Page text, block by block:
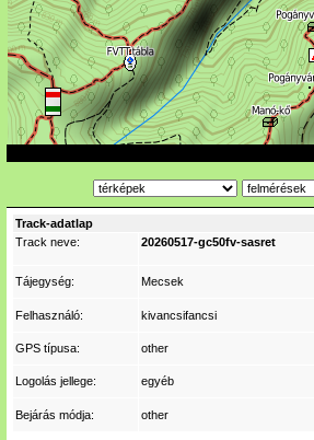
Track-adatlap
Track neve:
20260517-gc50fv-sasret
Tájegység: Mecsek
Felhasználó: kivancsifancsi
GPS típusa: other
Logolás jellege: egyéb
Bejárás módja: other